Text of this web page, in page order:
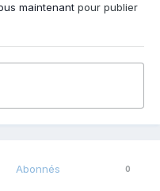
maintenant pour publier
Abonnés 0